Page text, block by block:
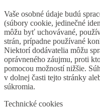
Vaše osobné údaje budú
(súbory cookie, jedinečné
môžu byť uchovávané,
strán, prípadne používané
Niektorí dodávatelia môžu
oprávneného záujmu, proti
pomocou možností nižšie.
v dolnej časti tejto stránky
súkromia.
Technické cookies